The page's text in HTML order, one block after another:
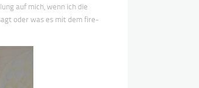
auf mich, wenn ich die
oder was es mit dem fire-